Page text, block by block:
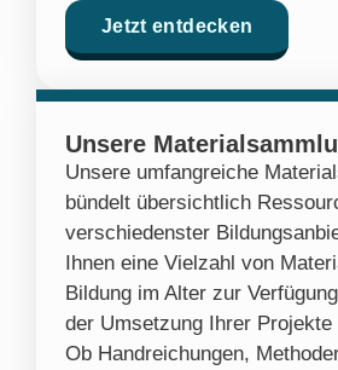
Jetzt entdecken
Unsere
Unsere umfangreiche
bündelt übersichtlich
verschiedenster
Ihnen eine Vielzahl von
Bildung im Alter zur
der Umsetzung Ihrer Projekte
Ob Handreichungen,